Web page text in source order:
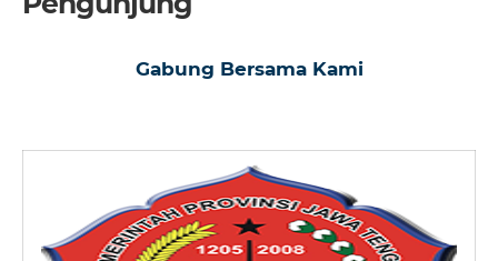
Gabung Bersama Kami